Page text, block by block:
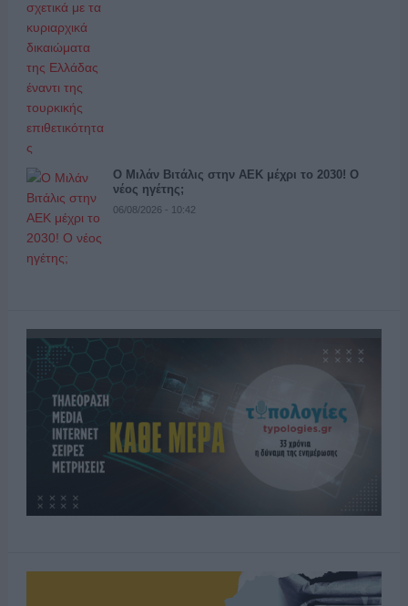
Ο Μιλάν Βιτάλις στην ΑΕΚ μέχρι το 2030! Ο
νέος ηγέτης;
06/08/2026 - 10:42